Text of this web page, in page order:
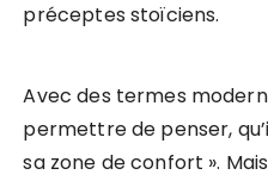
préceptes stoïciens.
Avec des termes
permettre de penser,
sa zone de confort ».